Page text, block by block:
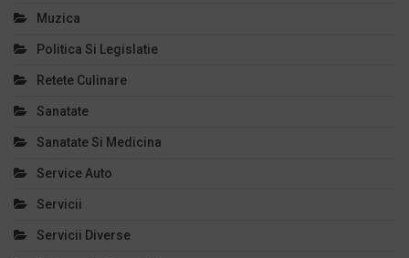
Muzica
Politica Si Legislatie
Retete Culinare
Sanatate
Sanatate Si Medicina
Service Auto
Servicii
Servicii Diverse